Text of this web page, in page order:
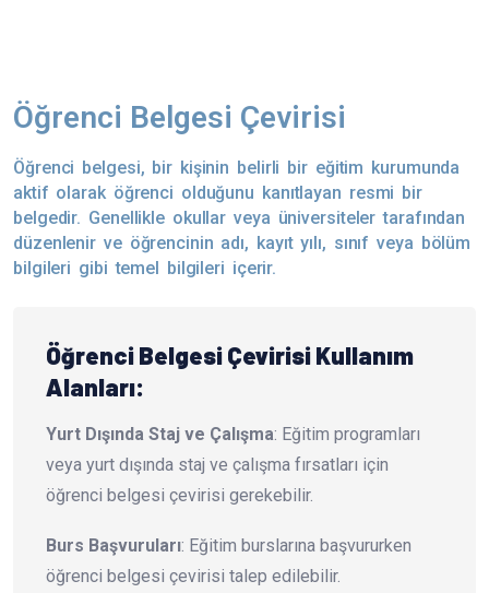
Öğrenci Belgesi Çevirisi
Öğrenci belgesi, bir kişinin belirli bir eğitim kurumunda
aktif olarak öğrenci olduğunu kanıtlayan resmi bir
belgedir. Genellikle okullar veya üniversiteler tarafından
düzenlenir ve öğrencinin adı, kayıt yılı, sınıf veya bölüm
bilgileri gibi temel bilgileri içerir.
Öğrenci Belgesi Çevirisi Kullanım
Alanları:
Yurt Dışında Staj ve Çalışma: Eğitim programları
veya yurt dışında staj ve çalışma fırsatları için
öğrenci belgesi çevirisi gerekebilir.
Burs Başvuruları: Eğitim burslarına başvururken
öğrenci belgesi çevirisi talep edilebilir.